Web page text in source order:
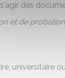
des
et de probation
universitaire